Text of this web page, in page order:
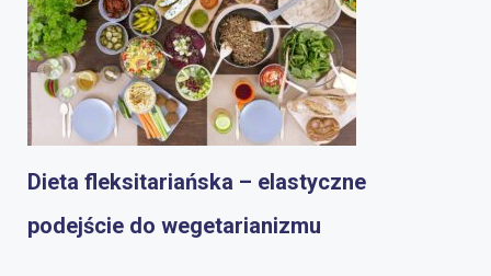
Dieta fleksitariańska – elastyczne
podejście do wegetarianizmu